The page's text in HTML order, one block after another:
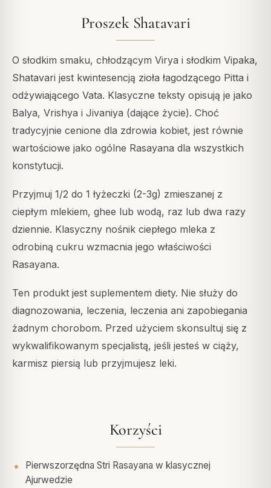
Proszek Shatavari
O słodkim smaku, chłodzącym Virya i słodkim Vipaka,
Shatavari jest kwintesencją zioła łagodzącego Pitta i
odżywiającego Vata. Klasyczne teksty opisują je jako
Balya, Vrishya i Jivaniya (dające życie). Choć
tradycyjnie cenione dla zdrowia kobiet, jest równie
wartościowe jako ogólne Rasayana dla wszystkich
konstytucji.
Przyjmuj 1/2 do 1 łyżeczki (2-3g) zmieszanej z
ciepłym mlekiem, ghee lub wodą, raz lub dwa razy
dziennie. Klasyczny nośnik ciepłego mleka z
odrobiną cukru wzmacnia jego właściwości
Rasayana.
Ten produkt jest suplementem diety. Nie służy do
diagnozowania, leczenia, leczenia ani zapobiegania
żadnym chorobom. Przed użyciem skonsultuj się z
wykwalifikowanym specjalistą, jeśli jesteś w ciąży,
karmisz piersią lub przyjmujesz leki.
Korzyści
Pierwszorzędna Stri Rasayana w klasycznej
Ajurwedzie